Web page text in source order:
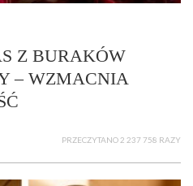
Z BURAKÓW
– WZMACNIA
PRZECZYTANO 2 237 758 RAZY